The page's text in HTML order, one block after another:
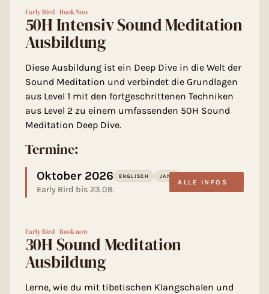
Early Bird - Book Now
50H Intensiv Sound Meditation
Ausbildung
Diese Ausbildung ist ein Deep Dive in die Welt der
Sound Meditation und verbindet die Grundlagen
aus Level 1 mit den fortgeschrittenen Techniken
aus Level 2 zu einem umfassenden 50H Sound
Meditation Deep Dive.
Termine:
Oktober 2026 ENGLISCH JANA
Early Bird bis 23.08.
ALLE INFOS
Early Bird - Book now
30H Sound Meditation
Ausbildung
Lerne, wie du mit tibetischen Klangschalen und